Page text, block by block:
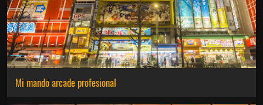
Mi mando arcade profesional